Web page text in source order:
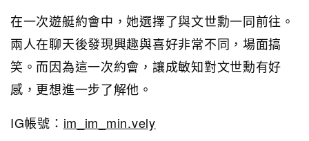
在一次遊艇約會中，她選擇了與文世勳一同前往。
兩人在聊天後發現興趣與喜好非常不同，場面搞
笑。而因為這一次約會，讓成敏知對文世勳有好
感，更想進一步了解他。
IG帳號： im_im_min.vely